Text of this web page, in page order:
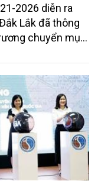
2026 diễn ra
Lắk đã thông
chuyển mục
Dự án thành
đường bộ cao
đoạn 1 (đoạn đi